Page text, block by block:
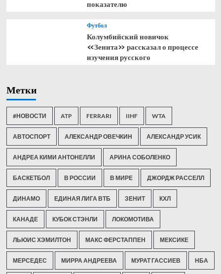
показателю
Футбол
Колумбийский новичок
«Зенита» рассказал о процессе
изучения русского
Метки
#НОВОСТИ ATP FERRARI IIHF WTA
АВТОСПОРТ АЛЕКСАНДР ОВЕЧКИН АЛЕКСАНДР УСИК
АНДРЕА КИМИ АНТОНЕЛЛИ АРИНА СОБОЛЕНКО
БАСКЕТБОЛ В РОССИИ В МИРЕ ДЖОРДЖ РАССЕЛЛ
ДИНАМО ЕДИНАЯ ЛИГА ВТБ ЗЕНИТ КХЛ
КАНАДЕ КУБОК СТЭНЛИ ЛОКОМОТИВА
ЛЬЮИС ХЭМИЛТОН МАКС ФЕРСТАППЕН МЕКСИКЕ
МЕРСЕДЕС МИРРА АНДРЕЕВА МУРАТ ГАССИЕВ НБА